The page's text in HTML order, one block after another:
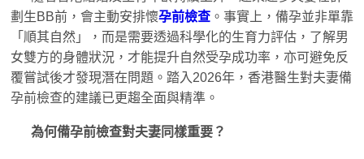
劃生BB前，會主動安排懷孕前檢查。事實上，備孕並非單靠
「順其自然」，而是需要透過科學化的生育力評估，了解男
女雙方的身體狀況，才能提升自然受孕成功率，亦可避免反
覆嘗試後才發現潛在問題。踏入2026年，香港醫生對夫妻備
孕前檢查的建議已更趨全面與精準。
為何備孕前檢查對夫妻同樣重要？